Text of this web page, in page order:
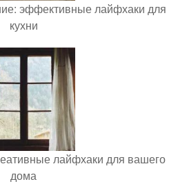
эффективные лайфхаки для
кухни
лайфхаки для вашего
дома